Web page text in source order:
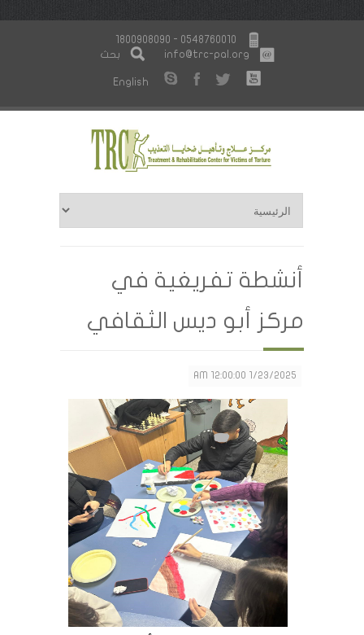
1800908090 - 0548760010
info@trc-pal.org
بحث
English
أنشطة تفريغية في
مركز أبو ديس الثقافي
1/23/2025 12:00:00 AM